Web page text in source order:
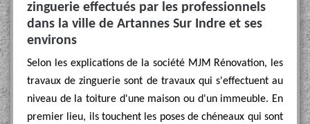
zinguerie effectués par les professionnels
dans la ville de Artannes Sur Indre et ses
environs
Selon les explications de la société MJM Rénovation, les
travaux de zinguerie sont de travaux qui s'effectuent au
niveau de la toiture d'une maison ou d'un immeuble. En
premier lieu, ils touchent les poses de chéneaux qui sont